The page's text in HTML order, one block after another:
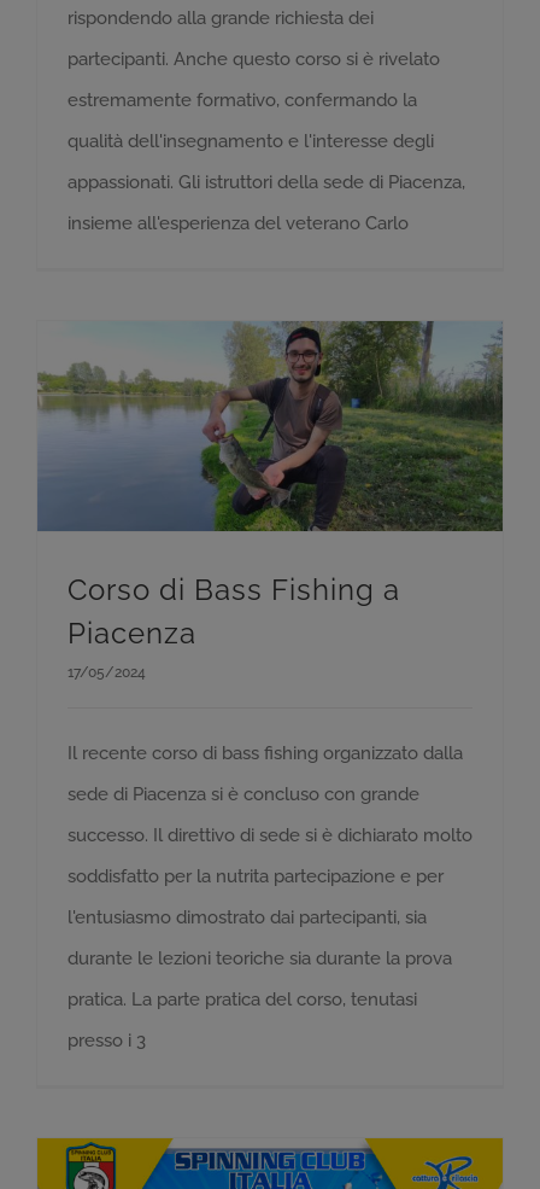
rispondendo alla grande richiesta dei
partecipanti. Anche questo corso si è rivelato
estremamente formativo, confermando la
qualità dell'insegnamento e l'interesse degli
appassionati. Gli istruttori della sede di Piacenza,
insieme all'esperienza del veterano Carlo
Corso di Bass Fishing a
Piacenza
17/05/2024
Il recente corso di bass fishing organizzato dalla
sede di Piacenza si è concluso con grande
successo. Il direttivo di sede si è dichiarato molto
soddisfatto per la nutrita partecipazione e per
l'entusiasmo dimostrato dai partecipanti, sia
durante le lezioni teoriche sia durante la prova
pratica. La parte pratica del corso, tenutasi
presso i 3